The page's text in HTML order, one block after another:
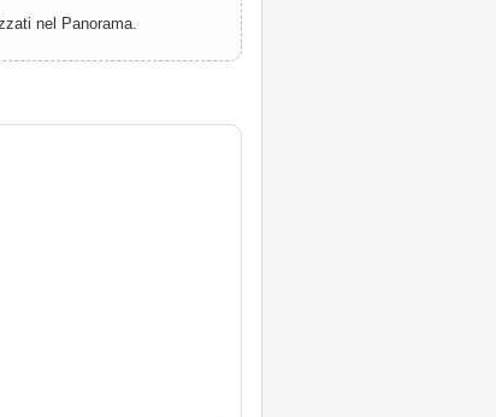
nel Panorama.